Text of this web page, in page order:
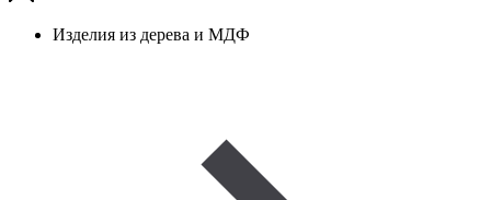
Изделия из дерева и МДФ